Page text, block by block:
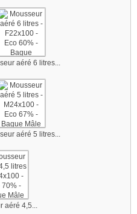
aéré 6 litres...
aéré 5 litres...
aéré 4,5...